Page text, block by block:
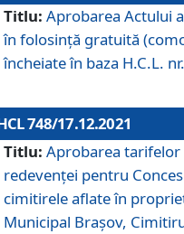
Titlu: Aprobarea Actului
în folosință gratuită
încheiate în baza H.C.L.
748/17.12.2021
Titlu: Aprobarea tarifelor
redevenţei pentru
cimitirele aflate în
Municipal Braşov,